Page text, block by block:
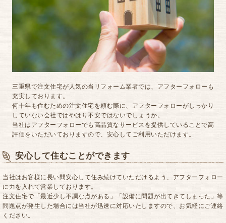
三重県で注文住宅が人気の当リフォーム業者では、アフターフォローも
充実しております。
何十年も住むための注文住宅を頼む際に、アフターフォローがしっかり
していない会社ではやはり不安ではないでしょうか。
当社はアフターフォローでも高品質なサービスを提供していることで高
評価をいただいておりますので、安心してご利用いただけます。
安心して住むことができます
当社はお客様に長い間安心して住み続けていただけるよう、アフターフォロー
に力を入れて営業しております。
注文住宅で「最近少し不調な点がある」「設備に問題が出てきてしまった」等
問題点が発生した場合には当社が迅速に対応いたしますので、お気軽にご連絡
ください。